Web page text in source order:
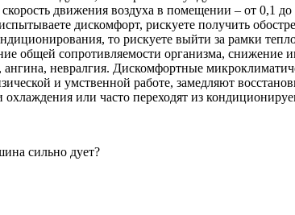
движения воздуха в помещении – от 0,1
дискомфорт, рискуете получить
то рискуете выйти за рамки
общей сопротивляемости организма,
невралгия. Дискомфортные
и умственной работе, замедляют
или часто переходят из
сильно дует?